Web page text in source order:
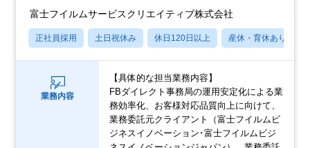
富士フイルムサービスクリエイティブ株式会社
正社員採用 土日祝休み 休日120日以上 産休・育休あり
業務内容
【具体的な担当業務内容】
FBダイレクト事務局の運用安定化による業
務効率化、お客様対応品質向上に向けて、
業務委託元クライアント（富士フイルムビ
ジネスイノベーション･富士フイルムビジ